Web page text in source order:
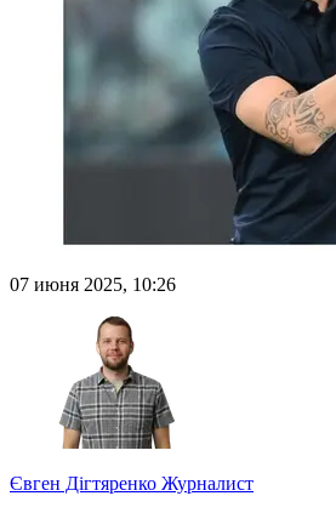
07 июня 2025, 10:26
Євген Дігтяренко Журналист